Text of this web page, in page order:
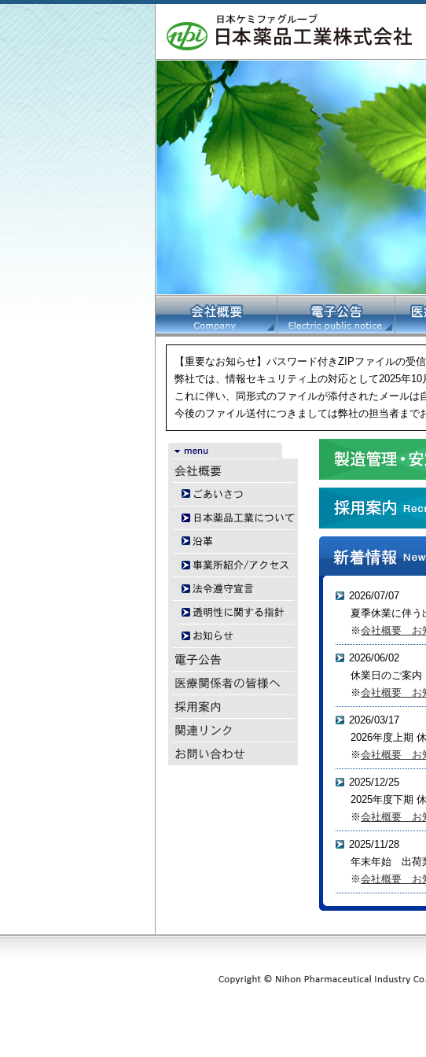
【重要なお知らせ】パスワード付きZIPファイルの受
弊社では、情報セキュリティ上の対応として2025年
これに伴い、同形式のファイルが添付されたメールは
今後のファイル送付につきましては弊社の担当者まで
2026/07/07
夏季休業に伴う
※会社概要 お
2026/06/02
休業日のご案内
※会社概要 お
2026/03/17
2026年度上期
※会社概要 お
2025/12/25
2025年度下期
※会社概要 お
2025/11/28
年末年始 出荷
※会社概要 お